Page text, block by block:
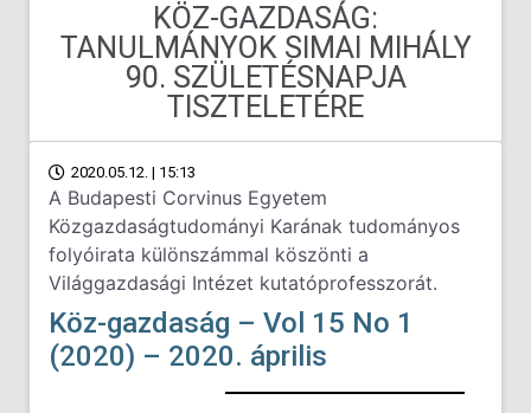
KÖZ-GAZDASÁG:
TANULMÁNYOK SIMAI MIHÁLY
90. SZÜLETÉSNAPJA
TISZTELETÉRE
2020.05.12. | 15:13
A Budapesti Corvinus Egyetem
Közgazdaságtudományi Karának tudományos
folyóirata különszámmal köszönti a
Világgazdasági Intézet kutatóprofesszorát.
Köz-gazdaság – Vol 15 No 1
(2020) – 2020. április